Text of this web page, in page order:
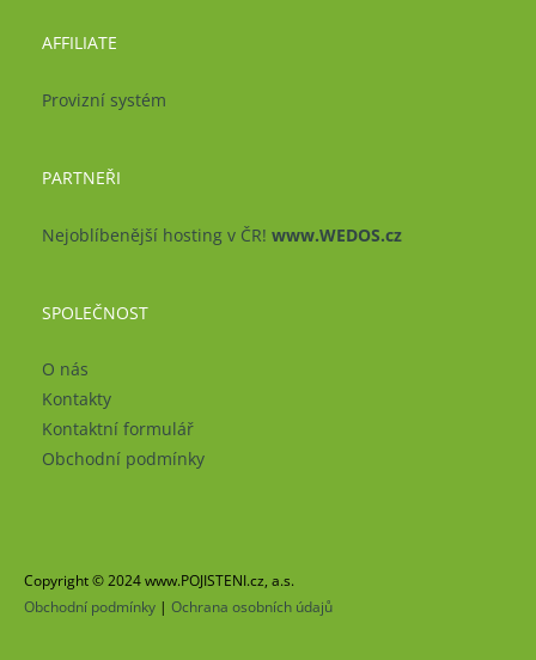
AFFILIATE
Provizní systém
PARTNEŘI
Nejoblíbenější hosting v ČR! www.WEDOS.cz
SPOLEČNOST
O nás
Kontakty
Kontaktní formulář
Obchodní podmínky
Copyright © 2024 www.POJISTENI.cz, a.s.
Obchodní podmínky | Ochrana osobních údajů